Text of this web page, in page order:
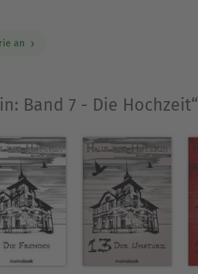
an
Band 7 - Die Hochzeit“